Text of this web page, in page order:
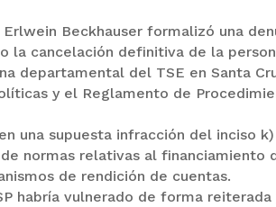
Beckhauser formalizó una
la cancelación definitiva de la
departamental del TSE en Santa
y el Reglamento de
una supuesta infracción del inciso
normas relativas al financiamiento
de rendición de cuentas.
habría vulnerado de forma